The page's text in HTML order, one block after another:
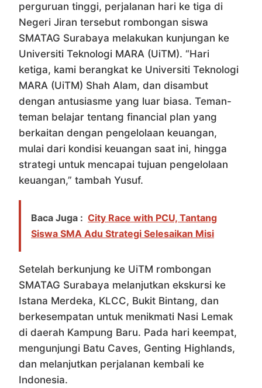
perguruan tinggi, perjalanan hari ke tiga di
Negeri Jiran tersebut rombongan siswa
SMATAG Surabaya melakukan kunjungan ke
Universiti Teknologi MARA (UiTM). “Hari
ketiga, kami berangkat ke Universiti Teknologi
MARA (UiTM) Shah Alam, dan disambut
dengan antusiasme yang luar biasa. Teman-
teman belajar tentang financial plan yang
berkaitan dengan pengelolaan keuangan,
mulai dari kondisi keuangan saat ini, hingga
strategi untuk mencapai tujuan pengelolaan
keuangan,” tambah Yusuf.
Baca Juga : City Race with PCU, Tantang
Siswa SMA Adu Strategi Selesaikan Misi
Setelah berkunjung ke UiTM rombongan
SMATAG Surabaya melanjutkan ekskursi ke
Istana Merdeka, KLCC, Bukit Bintang, dan
berkesempatan untuk menikmati Nasi Lemak
di daerah Kampung Baru. Pada hari keempat,
mengunjungi Batu Caves, Genting Highlands,
dan melanjutkan perjalanan kembali ke
Indonesia.